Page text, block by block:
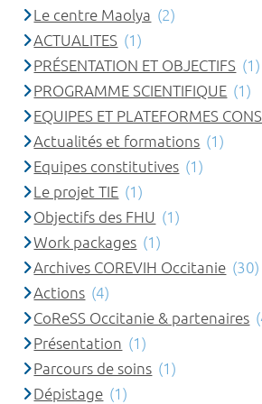
Le centre Maolya (2)
ACTUALITES (1)
PRÉSENTATION ET OBJECTIFS (1)
PROGRAMME SCIENTIFIQUE (1)
EQUIPES ET PLATEFORMES
Actualités et formations (1)
Equipes constitutives (1)
Le projet TIE (1)
Objectifs des FHU (1)
Work packages (1)
Archives COREVIH Occitanie (30)
Actions (4)
CoReSS Occitanie & partenaires
Présentation (1)
Parcours de soins (1)
Dépistage (1)